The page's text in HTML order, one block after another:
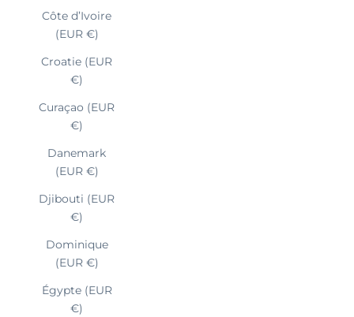
Côte d’Ivoire
(EUR €)
Croatie (EUR
€)
Curaçao (EUR
€)
Danemark
(EUR €)
Djibouti (EUR
€)
Dominique
(EUR €)
Égypte (EUR
€)